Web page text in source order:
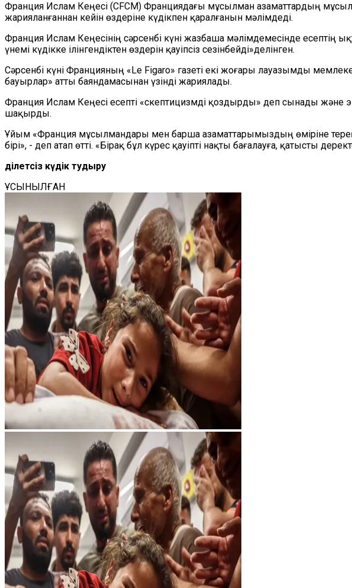
Франция Ислам Кеңесі (CFCM) Франциядағы мұсылман азаматтардың
жарияланғаннан кейін өздеріне күдікпен қаралғанын мәлімдеді.
Франция Ислам Кеңесінің сәрсенбі күні жазбаша мәлімдемесінде есептің
үнемі күдікке ілінгендіктен өздерін қауіпсіз сезінбейді»делінген.
Сәрсенбі күні Францияның «Le Figaro» газеті екі жоғары лауазымды
бауырлар» атты баяндамасынан үзінді жариялады.
Франция Ислам Кеңесі есепті «скептицизмді қоздырды» деп сынады және
шақырды.
Ұйым «Франция мұсылмандары мен барша азаматтарымыздың өміріне
бірі», - деп атап өтті. «Бірақ бұл күрес қауіпті нақты бағалауға, қатысты
Әділетсіз күдік тудыру
ҰСЫНЫЛҒАН